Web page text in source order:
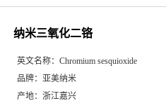
纳米三氧化二铬
英文名称： Chromium sesquioxide
品牌： 亚美纳米
产地： 浙江嘉兴